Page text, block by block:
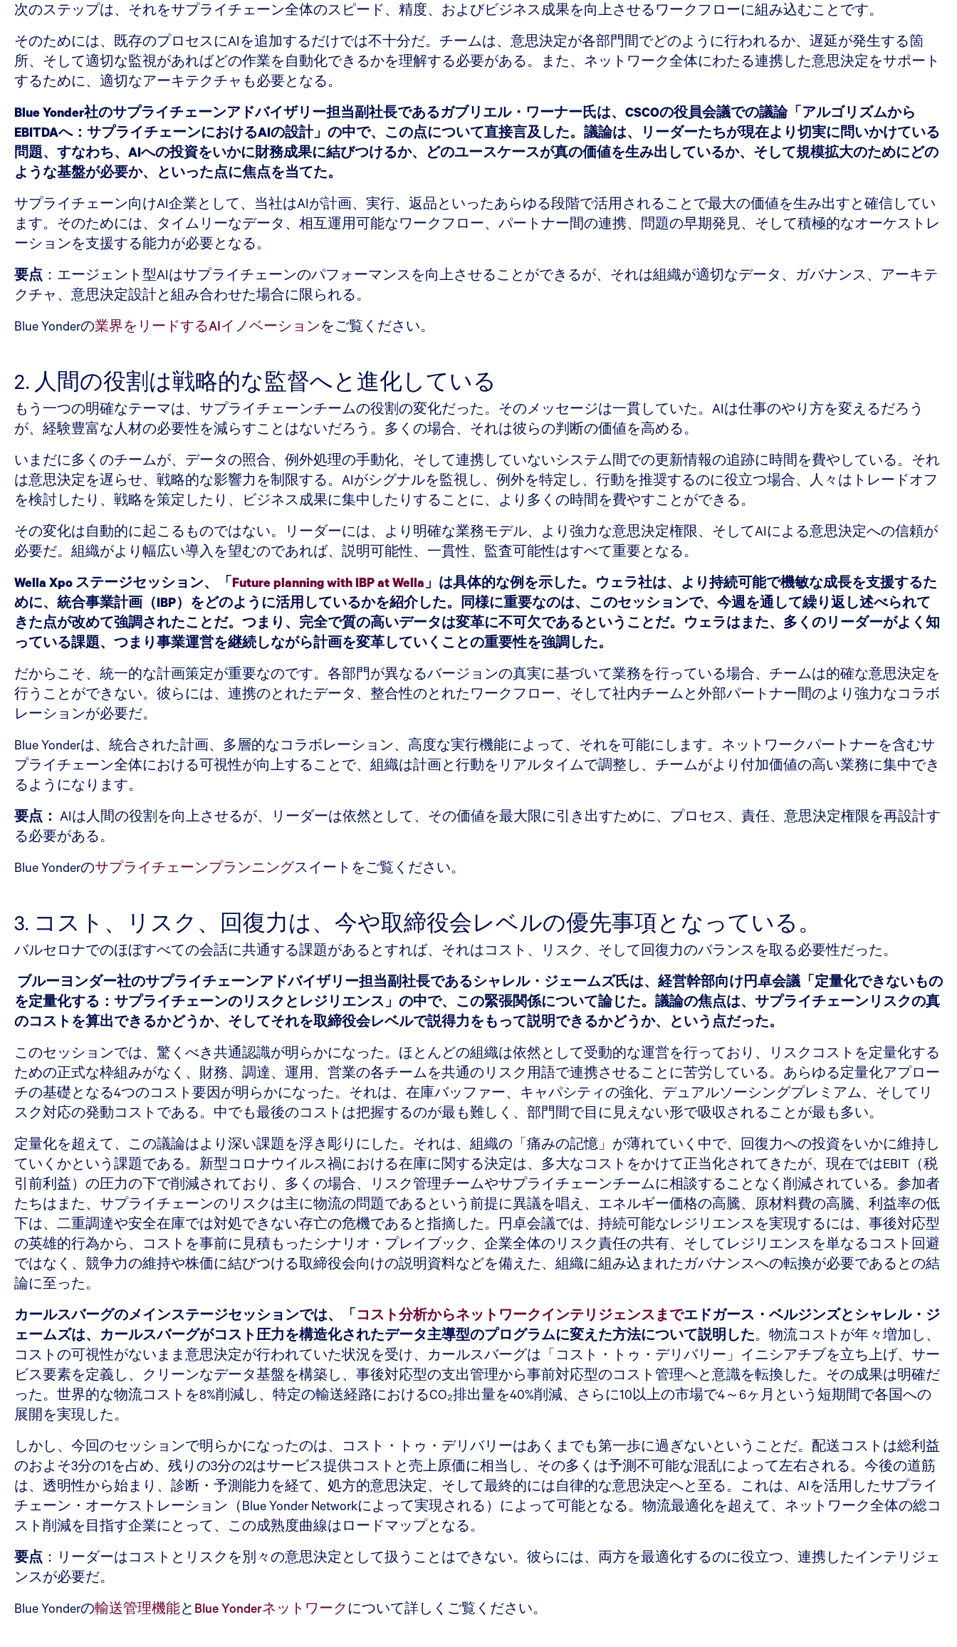
次のステップは、それをサプライチェーン全体のスピード、精度、およびビジネス成果を向上させるワークフローに組み込むことです。
そのためには、既存のプロセスにAIを追加するだけでは不十分だ。チームは、意思決定が各部門間でどのように行われるか、遅延が発生する箇
所、そして適切な監視があればどの作業を自動化できるかを理解する必要がある。また、ネットワーク全体にわたる連携した意思決定をサポート
するために、適切なアーキテクチャも必要となる。
Blue Yonder社のサプライチェーンアドバイザリー担当副社長であるガブリエル・ワーナー氏は、CSCOの役員会議での議論「アルゴリズムから
EBITDAへ：サプライチェーンにおけるAIの設計」の中で、この点について直接言及した。議論は、リーダーたちが現在より切実に問いかけている
問題、すなわち、AIへの投資をいかに財務成果に結びつけるか、どのユースケースが真の価値を生み出しているか、そして規模拡大のためにどの
ような基盤が必要か、といった点に焦点を当てた。
サプライチェーン向けAI企業として、当社はAIが計画、実行、返品といったあらゆる段階で活用されることで最大の価値を生み出すと確信してい
ます。そのためには、タイムリーなデータ、相互運用可能なワークフロー、パートナー間の連携、問題の早期発見、そして積極的なオーケストレ
ーションを支援する能力が必要となる。
要点 ：エージェント型AIはサプライチェーンのパフォーマンスを向上させることができるが、それは組織が適切なデータ、ガバナンス、アーキテ
クチャ、意思決定設計と組み合わせた場合に限られる。
Blue Yonderの業界をリードするAIイノベーションをご覧ください。
2. 人間の役割は戦略的な監督へと進化している
もう一つの明確なテーマは、サプライチェーンチームの役割の変化だった。そのメッセージは一貫していた。AIは仕事のやり方を変えるだろう
が、経験豊富な人材の必要性を減らすことはないだろう。多くの場合、それは彼らの判断の価値を高める。
いまだに多くのチームが、データの照合、例外処理の手動化、そして連携していないシステム間での更新情報の追跡に時間を費やしている。それ
は意思決定を遅らせ、戦略的な影響力を制限する。AIがシグナルを監視し、例外を特定し、行動を推奨するのに役立つ場合、人々はトレードオフ
を検討したり、戦略を策定したり、ビジネス成果に集中したりすることに、より多くの時間を費やすことができる。
その変化は自動的に起こるものではない。リーダーには、より明確な業務モデル、より強力な意思決定権限、そしてAIによる意思決定への信頼が
必要だ。組織がより幅広い導入を望むのであれば、説明可能性、一貫性、監査可能性はすべて重要となる。
Wella Xpo ステージセッション、「Future planning with IBP at Wella 」は具体的な例を示した。ウェラ社は、より持続可能で機敏な成長を支援するた
めに、統合事業計画（IBP）をどのように活用しているかを紹介した。同様に重要なのは、このセッションで、今週を通して繰り返し述べられて
きた点が改めて強調されたことだ。つまり、完全で質の高いデータは変革に不可欠であるということだ。ウェラはまた、多くのリーダーがよく知
っている課題、つまり事業運営を継続しながら計画を変革していくことの重要性を強調した。
だからこそ、統一的な計画策定が重要なのです。各部門が異なるバージョンの真実に基づいて業務を行っている場合、チームは的確な意思決定を
行うことができない。彼らには、連携のとれたデータ、整合性のとれたワークフロー、そして社内チームと外部パートナー間のより強力なコラボ
レーションが必要だ。
Blue Yonderは、統合された計画、多層的なコラボレーション、高度な実行機能によって、それを可能にします。ネットワークパートナーを含むサ
プライチェーン全体における可視性が向上することで、組織は計画と行動をリアルタイムで調整し、チームがより付加価値の高い業務に集中でき
るようになります。
要点： AIは人間の役割を向上させるが、リーダーは依然として、その価値を最大限に引き出すために、プロセス、責任、意思決定権限を再設計す
る必要がある。
Blue Yonderのサプライチェーンプランニングスイートをご覧ください。
3. コスト、リスク、回復力は、今や取締役会レベルの優先事項となっている。
バルセロナでのほぼすべての会話に共通する課題があるとすれば、それはコスト、リスク、そして回復力のバランスを取る必要性だった。
ブルーヨンダー社のサプライチェーンアドバイザリー担当副社長であるシャレル・ジェームズ氏は、経営幹部向け円卓会議「定量化できないもの
を定量化する：サプライチェーンのリスクとレジリエンス」の中で、この緊張関係について論じた。議論の焦点は、サプライチェーンリスクの真
のコストを算出できるかどうか、そしてそれを取締役会レベルで説得力をもって説明できるかどうか、という点だった。
このセッションでは、驚くべき共通認識が明らかになった。ほとんどの組織は依然として受動的な運営を行っており、リスクコストを定量化する
ための正式な枠組みがなく、財務、調達、運用、営業の各チームを共通のリスク用語で連携させることに苦労している。あらゆる定量化アプロー
チの基礎となる4つのコスト要因が明らかになった。それは、在庫バッファー、キャパシティの強化、デュアルソーシングプレミアム、そしてリ
スク対応の発動コストである。中でも最後のコストは把握するのが最も難しく、部門間で目に見えない形で吸収されることが最も多い。
定量化を超えて、この議論はより深い課題を浮き彫りにした。それは、組織の「痛みの記憶」が薄れていく中で、回復力への投資をいかに維持し
ていくかという課題である。新型コロナウイルス禍における在庫に関する決定は、多大なコストをかけて正当化されてきたが、現在ではEBIT（税
引前利益）の圧力の下で削減されており、多くの場合、リスク管理チームやサプライチェーンチームに相談することなく削減されている。参加者
たちはまた、サプライチェーンのリスクは主に物流の問題であるという前提に異議を唱え、エネルギー価格の高騰、原材料費の高騰、利益率の低
下は、二重調達や安全在庫では対処できない存亡の危機であると指摘した。円卓会議では、持続可能なレジリエンスを実現するには、事後対応型
の英雄的行為から、コストを事前に見積もったシナリオ・プレイブック、企業全体のリスク責任の共有、そしてレジリエンスを単なるコスト回避
ではなく、競争力の維持や株価に結びつける取締役会向けの説明資料などを備えた、組織に組み込まれたガバナンスへの転換が必要であるとの結
論に至った。
カールスバーグのメインステージセッションでは、「コスト分析からネットワークインテリジェンスまでエドガース・ベルジンズとシャレル・ジ
ェームズは、カールスバーグがコスト圧力を構造化されたデータ主導型のプログラムに変えた方法について説明した。物流コストが年々増加し、
コストの可視性がないまま意思決定が行われていた状況を受け、カールスバーグは「コスト・トゥ・デリバリー」イニシアチブを立ち上げ、サー
ビス要素を定義し、クリーンなデータ基盤を構築し、事後対応型の支出管理から事前対応型のコスト管理へと意識を転換した。その成果は明確だ
った。世界的な物流コストを8%削減し、特定の輸送経路におけるCO₂排出量を40%削減、さらに10以上の市場で4～6ヶ月という短期間で各国への
展開を実現した。
しかし、今回のセッションで明らかになったのは、コスト・トゥ・デリバリーはあくまでも第一歩に過ぎないということだ。配送コストは総利益
のおよそ3分の1を占め、残りの3分の2はサービス提供コストと売上原価に相当し、その多くは予測不可能な混乱によって左右される。今後の道筋
は、透明性から始まり、診断・予測能力を経て、処方的意思決定、そして最終的には自律的な意思決定へと至る。これは、AIを活用したサプライ
チェーン・オーケストレーション（Blue Yonder Networkによって実現される）によって可能となる。物流最適化を超えて、ネットワーク全体の総コ
スト削減を目指す企業にとって、この成熟度曲線はロードマップとなる。
要点 ：リーダーはコストとリスクを別々の意思決定として扱うことはできない。彼らには、両方を最適化するのに役立つ、連携したインテリジェ
ンスが必要だ。
Blue Yonderの輸送管理機能と Blue Yonderネットワーク について詳しくご覧ください。